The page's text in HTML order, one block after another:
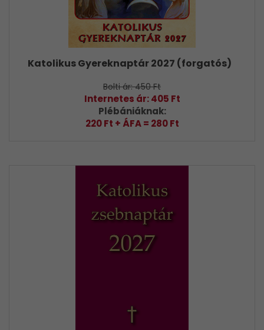
Katolikus Gyereknaptár 2027 (forgatós)
Bolti ár: 450 Ft
Internetes ár: 405 Ft
Plébániáknak:
220 Ft + ÁFA = 280 Ft